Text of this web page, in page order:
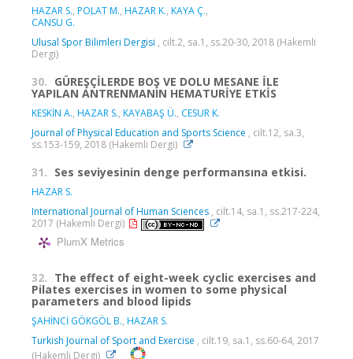
HAZAR S., POLAT M., HAZAR K., KAYA Ç.,
CANSU G.
Ulusal Spor Bilimleri Dergisi , cilt.2, sa.1, ss.20-30, 2018 (Hakemli
Dergi)
30. GÜREŞÇİLERDE BOŞ VE DOLU MESANE İLE
YAPILAN ANTRENMANIN HEMATURİYE ETKİS
KESKİN A., HAZAR S., KAYABAŞ Ü., CESUR K.
Journal of Physical Education and Sports Science , cilt.12, sa.3,
ss.153-159, 2018 (Hakemli Dergi)
31. Ses seviyesinin denge performansına etkisi.
HAZAR S.
International Journal of Human Sciences , cilt.14, sa.1, ss.217-224,
2017 (Hakemli Dergi)
PlumX Metrics
32. The effect of eight-week cyclic exercises and
Pilates exercises in women to some physical
parameters and blood lipids
ŞAHİNCİ GÖKGÖL B., HAZAR S.
Turkish Journal of Sport and Exercise , cilt.19, sa.1, ss.60-64, 2017
(Hakemli Dergi)